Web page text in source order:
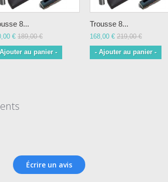
8...
€ 189,00 €
au panier -
Trousse 8...
168,00 € 219,00 €
- Ajouter au panier -
Écrire un avis